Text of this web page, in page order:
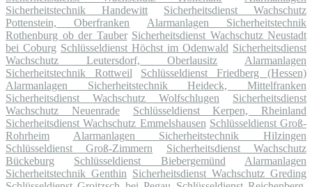
Sicherheitstechnik Handewitt
Sicherheitsdienst Wachschutz
Pottenstein, Oberfranken
Alarmanlagen Sicherheitstechnik
Rothenburg ob der Tauber Sicherheitsdienst Wachschutz Neustadt
bei Coburg Schlüsseldienst Höchst im Odenwald Sicherheitsdienst
Wachschutz Leutersdorf, Oberlausitz
Alarmanlagen
Sicherheitstechnik Rottweil
Schlüsseldienst Friedberg (Hessen)
Alarmanlagen Sicherheitstechnik Heideck, Mittelfranken
Sicherheitsdienst Wachschutz Wolfschlugen
Sicherheitsdienst
Wachschutz Neuenrade
Schlüsseldienst Kerpen, Rheinland
Sicherheitsdienst Wachschutz Emmelshausen Schlüsseldienst Groß-
Rohrheim
Alarmanlagen Sicherheitstechnik Hilzingen
Schlüsseldienst Groß-Zimmern
Sicherheitsdienst Wachschutz
Bückeburg
Schlüsseldienst Biebergemünd
Alarmanlagen
Sicherheitstechnik Genthin Sicherheitsdienst Wachschutz Greding